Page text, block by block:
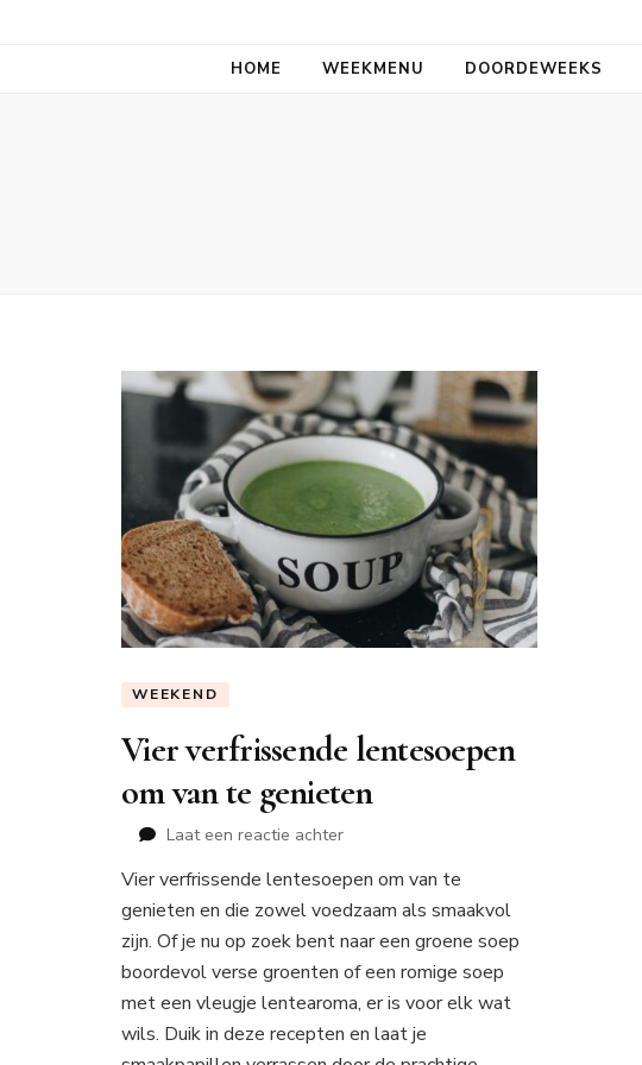
HOME WEEKMENU DOORDEWEEKS
WEEKEND
Vier verfrissende lentesoepen
om van te genieten
Laat een reactie achterop
verfrissende
lentesoepen
om
te
genieten
Vier verfrissende lentesoepen om van te
genieten en die zowel voedzaam als smaakvol
zijn. Of je nu op zoek bent naar een groene soep
boordevol verse groenten of een romige soep
met een vleugje lentearoma, er is voor elk wat
wils. Duik in deze recepten en laat je